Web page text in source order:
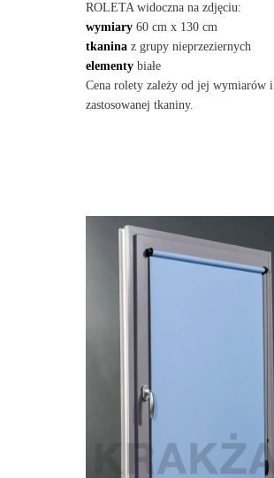
ROLETA widoczna na zdjęciu:
wymiary60 cm x 130 cm
tkaninaz grupy nieprzeziernych
elementybiałe
Cena rolety zależy od jej wymiarów i
zastosowanej tkaniny.